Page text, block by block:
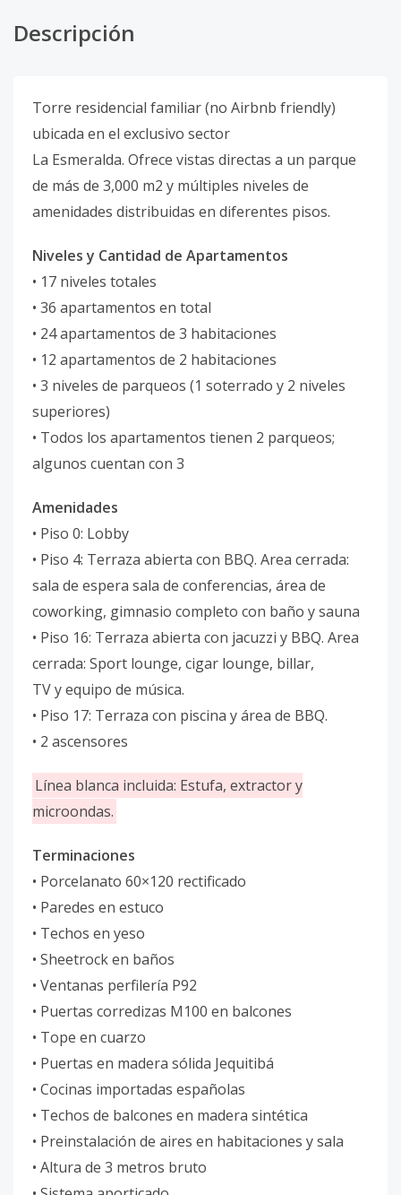
Descripción
Torre residencial familiar (no Airbnb friendly)
ubicada en el exclusivo sector
La Esmeralda. Ofrece vistas directas a un parque
de más de 3,000 m2 y múltiples niveles de
amenidades distribuidas en diferentes pisos.
Niveles y Cantidad de Apartamentos
• 17 niveles totales
• 36 apartamentos en total
• 24 apartamentos de 3 habitaciones
• 12 apartamentos de 2 habitaciones
• 3 niveles de parqueos (1 soterrado y 2 niveles
superiores)
• Todos los apartamentos tienen 2 parqueos;
algunos cuentan con 3
Amenidades
• Piso 0: Lobby
• Piso 4: Terraza abierta con BBQ. Area cerrada:
sala de espera sala de conferencias, área de
coworking, gimnasio completo con baño y sauna
• Piso 16: Terraza abierta con jacuzzi y BBQ. Area
cerrada: Sport lounge, cigar lounge, billar,
TV y equipo de música.
• Piso 17: Terraza con piscina y área de BBQ.
• 2 ascensores
Línea blanca incluida: Estufa, extractor y
microondas.
Terminaciones
• Porcelanato 60×120 rectificado
• Paredes en estuco
• Techos en yeso
• Sheetrock en baños
• Ventanas perfilería P92
• Puertas corredizas M100 en balcones
• Tope en cuarzo
• Puertas en madera sólida Jequitibá
• Cocinas importadas españolas
• Techos de balcones en madera sintética
• Preinstalación de aires en habitaciones y sala
• Altura de 3 metros bruto